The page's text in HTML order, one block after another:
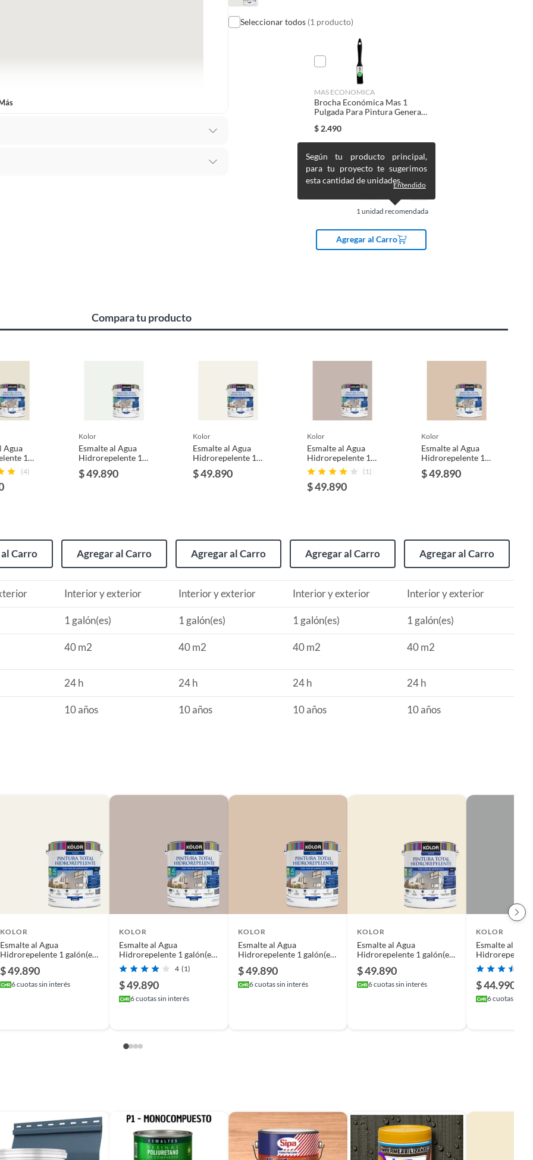
cuenta con imprimante incluido para una mejor
de la humedad. Su tecnología Nanotech
tanto positiva como negativa. El tiempo de secado
de 2 horas de espera. Recuerda que el color puede
profesional
positiva y negativa
agua
electrónica, por ejemplo, cupones de experiencia o
reparados, abiertos, de segunda selección,
entre otros análogos.
Seleccionar todos (1 producto)
MAS ECONOMICA
Brocha Económica Mas 1
Pulgada Para Pintura General
$ 2.490
1 unidad recomendada
Según tu producto principal,
para tu proyecto te sugerimos
esta cantidad de unidades.Entendido
Agregar al Carro
Compara tu producto
Agua
1
(4)
Carro
kolor
Esmalte al Agua
Hidrorepelente 1
galón(es) Satinado
Blanco Krems
$ 49.890
Agregar al Carro
kolor
Esmalte al Agua
Hidrorepelente 1
galón(es) Satinado
Blanco Lublin
$ 49.890
Agregar al Carro
kolor
Esmalte al Agua
Hidrorepelente 1
galón(es) Satinado
Beige Varosha
(1)
$ 49.890
Agregar al Carro
kolor
Esmalte al Agua
Hidrorepelente 1
galón(es) Satinado
Beige Vigo
$ 49.890
Agregar al Carro
Interior y exterior Interior y exterior Interior y exterior Interior y exterior
1 galón(es) 1 galón(es) 1 galón(es) 1 galón(es)
40 m2 40 m2 40 m2 40 m2
24 h 24 h 24 h 24 h
10 años 10 años 10 años 10 años
KOLOR
Esmalte al Agua
Hidrorepelente 1 galón(es)
$ 49.890
6cuotas sin interés
KOLOR
Esmalte al Agua
Hidrorepelente 1 galón(es)
Satinado Beige Varosha
4 (1)
$ 49.890
6cuotas sin interés
KOLOR
Esmalte al Agua
Hidrorepelente 1 galón(es)
$ 49.890
6cuotas sin interés
KOLOR
Esmalte al Agua
Hidrorepelente 1 galón(es)
$ 49.890
6cuotas sin interés
KOLOR
Esmalte al
Satinado Gris
$ 44.990
6cuotas sin